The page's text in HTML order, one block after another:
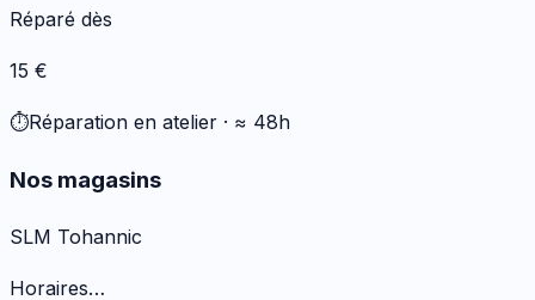
Réparé dès
15 €
⏱️Réparation en atelier · ≈ 48h
Nos magasins
SLM Tohannic
Horaires…